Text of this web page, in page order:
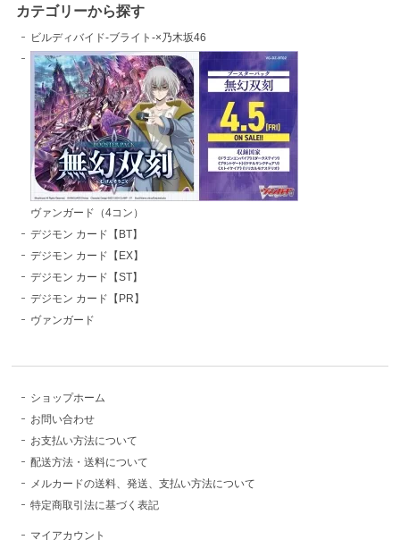
カテゴリーから探す
ビルディバイド-ブライト-×乃木坂46
ヴァンガード（4コン）
デジモン カード【BT】
デジモン カード【EX】
デジモン カード【ST】
デジモン カード【PR】
ヴァンガード
ショップホーム
お問い合わせ
お支払い方法について
配送方法・送料について
メルカードの送料、発送、支払い方法について
特定商取引法に基づく表記
マイアカウント